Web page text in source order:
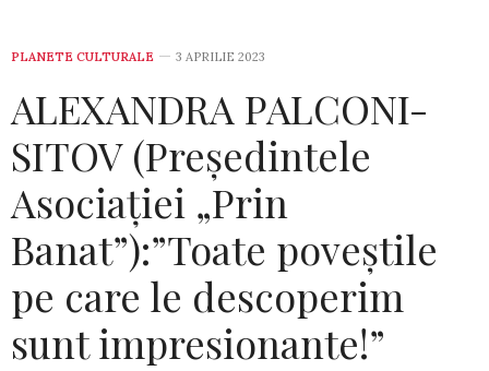
PLANETE CULTURALE 3 APRILIE 2023
ALEXANDRA PALCONI-
SITOV (Președintele
Asociației „Prin
Banat”):”Toate poveștile
pe care le descoperim
sunt impresionante!”